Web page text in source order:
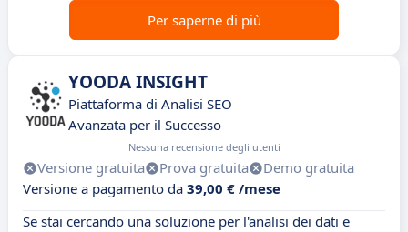
Per saperne di più
YOODA INSIGHT
Piattaforma di Analisi SEO
Avanzata per il Successo
Nessuna recensione degli utenti
Versione gratuita Prova gratuita
Demo gratuita
Versione a pagamento da 39,00 € /mese
Se stai cercando una soluzione per l'analisi dei dati e